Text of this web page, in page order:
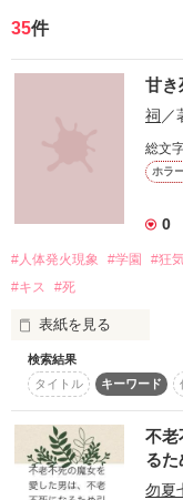
検索ワード
タイトル
ジャンル
感想
ステータス
35件
甘き
祠 ／
総文
ホラ
0
#人体発火現象 #学園 #狂
#キス
#死
表紙を見る
甘い狂気にくちづけて
あなたに花を
咲かせましょう。
検索結果
タイトル
キーワード
不老
る
勿夏